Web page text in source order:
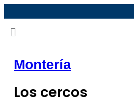
Montería
Los cercos